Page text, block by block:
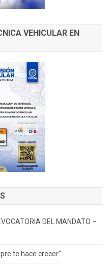
VEHICULAR EN
DEL MANDATO –
te hace crecer”